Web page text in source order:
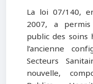
La loi 07/140,
2007, a
public des
l’ancienne
Secteurs
nouvelle,